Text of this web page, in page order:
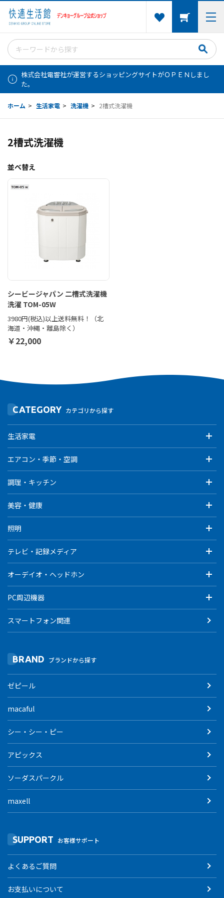
株式会社電響社が運営するショッピングサイトがＯＰＥＮしまし
た。
ホーム > 生活家電 > 洗濯機 > 2槽式洗濯機
2槽式洗濯機
並べ替え
シービージャパン 二槽式洗濯機
洗濯 TOM-05W
3980円(税込)以上送料無料！（北
海道・沖縄・離島除く）
￥22,000
CATEGORY カテゴリから探す
生活家電
エアコン・季節・空調
調理・キッチン
美容・健康
照明
テレビ・記録メディア
オーデイオ・ヘッドホン
PC周辺機器
スマートフォン関連
BRAND ブランドから探す
ゼピール
macaful
シー・シー・ピー
アピックス
ソーダスパークル
maxell
SUPPORT お客様サポート
よくあるご質問
お支払いについて